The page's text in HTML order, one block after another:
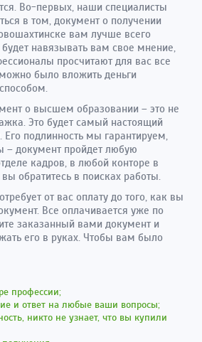
Во-первых, наши специалисты
в том, документ о получении
вам лучше всего
будет навязывать вам свое мнение,
просчитают для вас все
было вложить деньги
о высшем образовании – это не
Это будет самый настоящий
Его подлинность мы гарантируем,
– документ пройдет любую
кадров, в любой конторе в
обратитесь в поисках работы.
от вас оплату до того, как вы
Все оплачивается уже по
заказанный вами документ и
его в руках. Чтобы вам было
профессии;
и ответ на любые ваши вопросы;
никто не узнает, что вы купили